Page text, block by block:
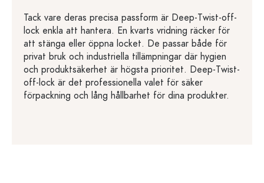
Tack vare deras precisa passform är Deep-Twist-off-
lock enkla att hantera. En kvarts vridning räcker för
att stänga eller öppna locket. De passar både för
privat bruk och industriella tillämpningar där hygien
och produktsäkerhet är högsta prioritet. Deep-Twist-
off-lock är det professionella valet för säker
förpackning och lång hållbarhet för dina produkter.